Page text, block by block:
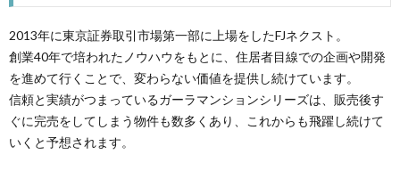
2013年に東京証券取引市場第一部に上場をしたFJネクスト。
創業40年で培われたノウハウをもとに、住居者目線での企画や開発
を進めて行くことで、変わらない価値を提供し続けています。
信頼と実績がつまっているガーラマンションシリーズは、販売後す
ぐに完売をしてしまう物件も数多くあり、これからも飛躍し続けて
いくと予想されます。